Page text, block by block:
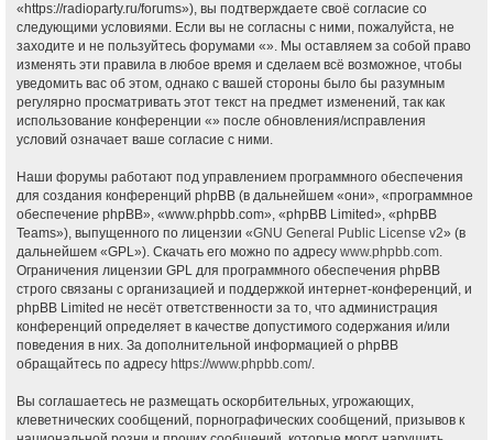
«https://radioparty.ru/forums»), вы подтверждаете своё согласие со
следующими условиями. Если вы не согласны с ними, пожалуйста, не
заходите и не пользуйтесь форумами «». Мы оставляем за собой право
изменять эти правила в любое время и сделаем всё возможное, чтобы
уведомить вас об этом, однако с вашей стороны было бы разумным
регулярно просматривать этот текст на предмет изменений, так как
использование конференции «» после обновления/исправления
условий означает ваше согласие с ними.
Наши форумы работают под управлением программного обеспечения
для создания конференций phpBB (в дальнейшем «они», «программное
обеспечение phpBB», «www.phpbb.com», «phpBB Limited», «phpBB
Teams»), выпущенного по лицензии «GNU General Public License v2» (в
дальнейшем «GPL»). Скачать его можно по адресу www.phpbb.com.
Ограничения лицензии GPL для программного обеспечения phpBB
строго связаны с организацией и поддержкой интернет-конференций, и
phpBB Limited не несёт ответственности за то, что администрация
конференций определяет в качестве допустимого содержания и/или
поведения в них. За дополнительной информацией о phpBB
обращайтесь по адресу https://www.phpbb.com/.
Вы соглашаетесь не размещать оскорбительных, угрожающих,
клеветнических сообщений, порнографических сообщений, призывов к